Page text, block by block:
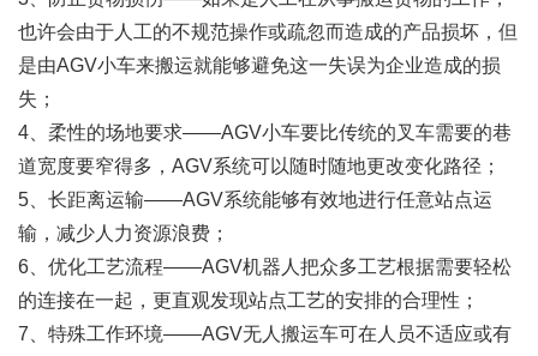
也许会由于人工的不规范操作或疏忽而造成的产品损坏，但
是由AGV小车来搬运就能够避免这一失误为企业造成的损
失；
4、柔性的场地要求——AGV小车要比传统的叉车需要的巷
道宽度要窄得多，AGV系统可以随时随地更改变化路径；
5、长距离运输——AGV系统能够有效地进行任意站点运
输，减少人力资源浪费；
6、优化工艺流程——AGV机器人把众多工艺根据需要轻松
的连接在一起，更直观发现站点工艺的安排的合理性；
7、特殊工作环境——AGV无人搬运车可在人员不适应或有